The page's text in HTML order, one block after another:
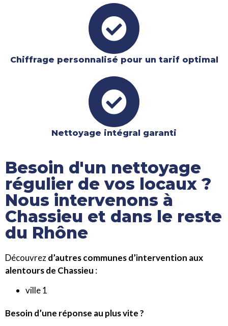
Chiffrage personnalisé pour un tarif optimal
Nettoyage intégral garanti​
Besoin d'un nettoyage
régulier de vos locaux ?
Nous intervenons à
Chassieu et dans le reste
du Rhône
Découvrezd’autres communes d’intervention aux
alentours de Chassieu :
ville 1
Besoin d’une réponse au plus vite ?